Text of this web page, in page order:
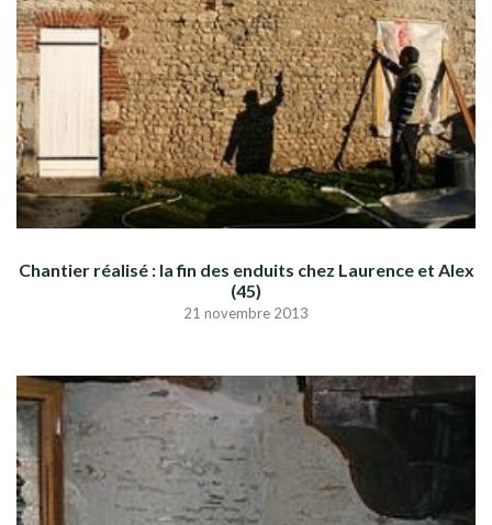
Chantier réalisé : la fin des enduits chez Laurence et Alex
(45)
21 novembre 2013